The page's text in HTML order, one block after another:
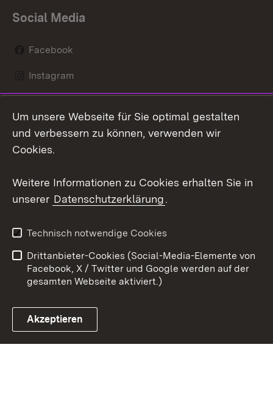
Social Media
Facebook
Instagram
Mastodon
Youtube
Link zum Landesportal
Kontakt
Datenschutz
Barrierefreiheit
Impressum Cookies
Um unsere Webseite für Sie optimal gestalten
und verbessern zu können, verwenden wir
Cookies.
Weitere Informationen zu Cookies erhalten Sie in
unserer Datenschutzerklärung.
Technisch notwendige Cookies
Drittanbieter-Cookies (Social-Media-Elemente von
Facebook, X / Twitter und Google werden auf der
gesamten Webseite aktiviert.)
Akzeptieren